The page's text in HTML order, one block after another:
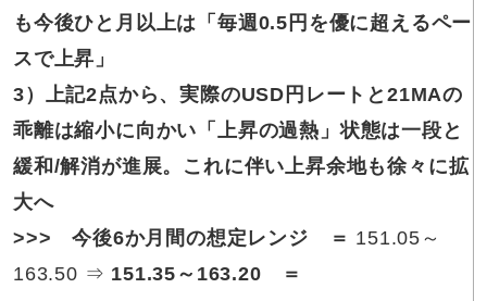
も今後ひと月以上は「毎週0.5円を優に超えるペー
スで上昇」
3）上記2点から、実際のUSD円レートと21MAの
乖離は縮小に向かい「上昇の過熱」状態は一段と
緩和/解消が進展。これに伴い上昇余地も徐々に拡
大へ
>>> 今後6か月間の想定レンジ ＝ 151.05～
163.50 ⇒ 151.35～163.20 ＝